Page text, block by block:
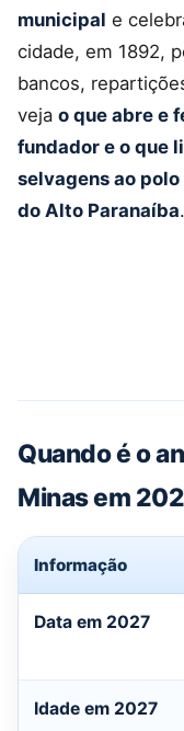
municipal e
cidade, em 1892,
bancos,
veja o que abre e
fundador e o que
selvagens ao
do Alto Paranaíba.
Quando é o
Minas em
Informação
Data em 2027
Idade em 2027